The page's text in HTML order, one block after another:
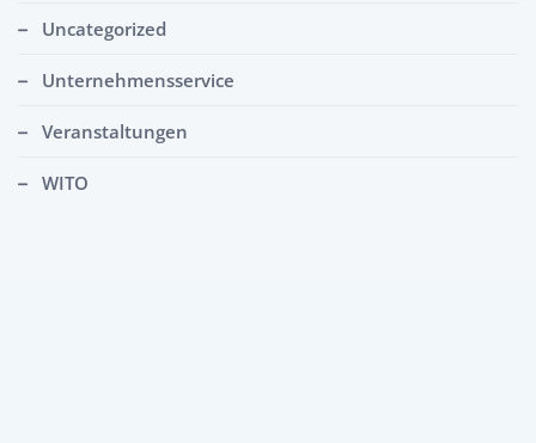
Uncategorized
Unternehmensservice
Veranstaltungen
WITO